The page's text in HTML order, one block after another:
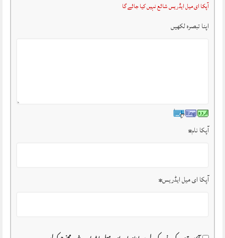
آپکا ای میل ایڈریس شائع نہیں کیا جائے گا
اپنا تبصرہ لکھیں
آپکا نام*
آپکا ای میل ایڈریس*